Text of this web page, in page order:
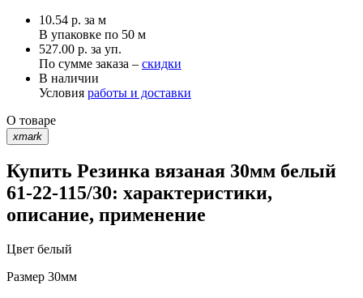
10.54 р. за м
В упаковке по 50 м
527.00 р. за уп.
По сумме заказа – скидки
В наличии
Условия работы и доставки
О товаре
xmark
Купить Резинка вязаная 30мм белый
61-22-115/30: характеристики,
описание, применение
Цвет белый
Размер 30мм